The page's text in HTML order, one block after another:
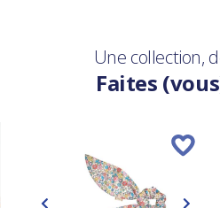
Une collection,
Faites